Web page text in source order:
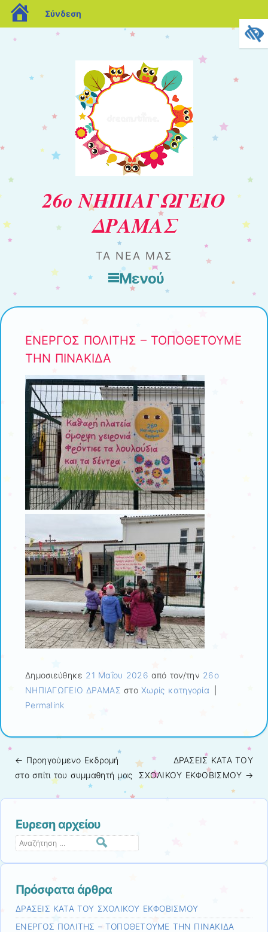
blogs.sch.gr
Σύνδεση
26ο ΝΗΠΙΑΓΩΓΕΙΟ
ΔΡΑΜΑΣ
ΤΑ ΝΈΑ ΜΑΣ
Μενού
Μετάβαση στο περιεχόμενο
ΕΝΕΡΓΟΣ ΠΟΛΙΤΗΣ – ΤΟΠΟΘΕΤΟΥΜΕ
ΤΗΝ ΠΙΝΑΚΙΔΑ
Δημοσιεύθηκε 21 Μαΐου 2026 από τον/την 26ο
ΝΗΠΙΑΓΩΓΕΙΟ ΔΡΑΜΑΣ στο Χωρίς κατηγορία
Permalink
Πλοήγηση άρθρων
← Προηγούμενo Εκδρομή
στο σπίτι του συμμαθητή μας
ΔΡΑΣΕΙΣ ΚΑΤΑ ΤΟΥ
ΣΧΟΛΙΚΟΥ ΕΚΦΟΒΙΣΜΟΥ →
Ευρεση αρχείου
Αναζήτηση
Πρόσφατα άρθρα
ΔΡΑΣΕΙΣ ΚΑΤΑ ΤΟΥ ΣΧΟΛΙΚΟΥ ΕΚΦΟΒΙΣΜΟΥ
ΕΝΕΡΓΟΣ ΠΟΛΙΤΗΣ – ΤΟΠΟΘΕΤΟΥΜΕ ΤΗΝ ΠΙΝΑΚΙΔΑ